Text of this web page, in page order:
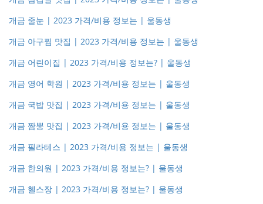
개금 줄눈 | 2023 가격/비용 정보는 | 울동생
개금 아구찜 맛집 | 2023 가격/비용 정보는 | 울동생
개금 어린이집 | 2023 가격/비용 정보는? | 울동생
개금 영어 학원 | 2023 가격/비용 정보는 | 울동생
개금 국밥 맛집 | 2023 가격/비용 정보는 | 울동생
개금 짬뽕 맛집 | 2023 가격/비용 정보는 | 울동생
개금 필라테스 | 2023 가격/비용 정보는 | 울동생
개금 한의원 | 2023 가격/비용 정보는? | 울동생
개금 헬스장 | 2023 가격/비용 정보는? | 울동생